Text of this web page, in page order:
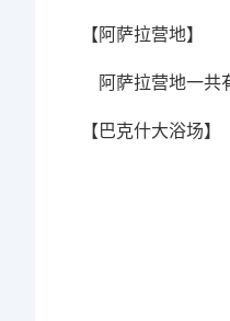
【阿萨拉营地】
阿萨拉营地一共
【巴克什大浴场】